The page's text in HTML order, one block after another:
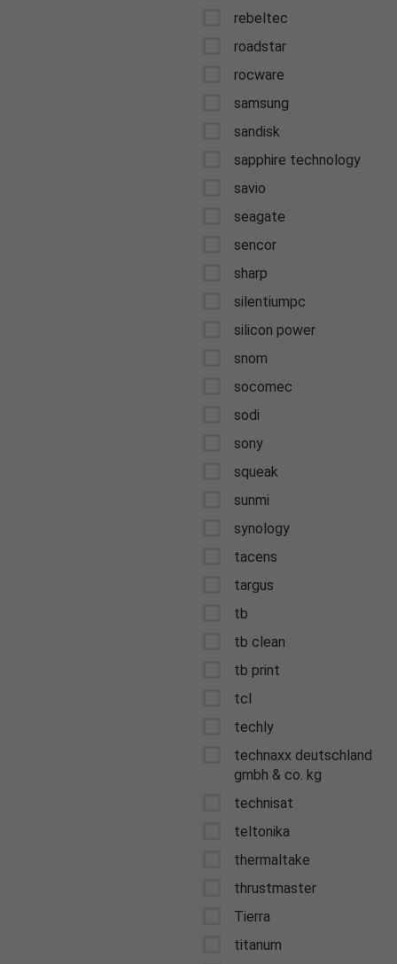
rebeltec
roadstar
rocware
samsung
sandisk
sapphire technology
savio
seagate
sencor
sharp
silentiumpc
silicon power
snom
socomec
sodi
sony
squeak
sunmi
synology
tacens
targus
tb
tb clean
tb print
tcl
techly
technaxx deutschland
gmbh & co. kg
technisat
teltonika
thermaltake
thrustmaster
Tierra
titanum